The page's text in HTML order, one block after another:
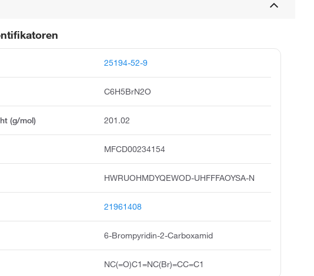
25194-52-9
C6H5BrN2O
(g/mol) 201.02
MFCD00234154
HWRUOHMDYQEWOD-UHFFFAOYSA-N
21961408
6-Brompyridin-2-Carboxamid
NC(=O)C1=NC(Br)=CC=C1